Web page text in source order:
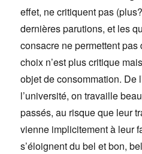
effet, ne critiquent pas
dernières parutions, et les
consacre ne permettent pas
choix n’est plus critique
objet de consommation. De
l’université, on travaille
passés, au risque que leur
vienne implicitement à leur
s’éloignent du bel et bon,